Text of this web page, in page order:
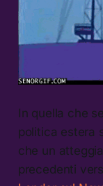
In quella che
politica estera
che un
precedenti